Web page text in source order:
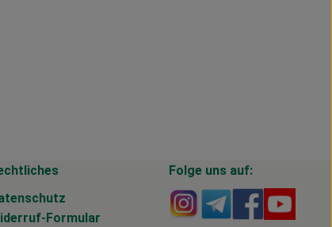
Formular
Folge uns auf:
Externer Link zu
Externer Link
Externer